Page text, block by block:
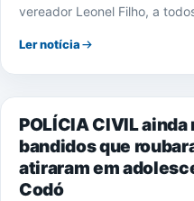
vereador Leonel Filho, a
Ler notícia
NOTÍCIAS
POLÍCIA CIVIL
bandidos que
atiraram em
Codó